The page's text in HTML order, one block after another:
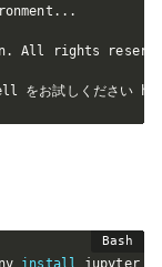
.. .
All rights
をお試しくださ